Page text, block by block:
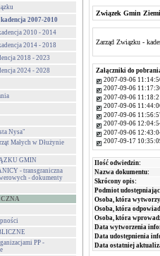
2007-2010
2010 - 2014
2014 - 2018
2018 - 2023
2024 - 2028
Nysa"
Małych w Dłużynie
GMIN
- transgraniczna
- dokumenty
PP -
Związek Gmin
Zarząd Związku -
Załączniki do
2007-09-06
2007-09-06
2007-09-06
2007-09-06
2007-09-06
2007-09-06
2007-09-06
2007-09-17
Ilość odwiedzin:
Nazwa dokumentu:
Skrócony opis:
Podmiot
Osoba, która
Osoba, która
Osoba, która
Data wytworzenia
Data udostępnienia
Data ostatniej